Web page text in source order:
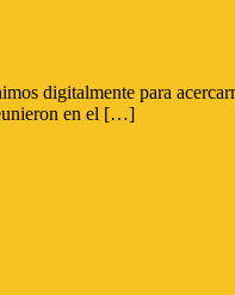
digitalmente para
en el […]